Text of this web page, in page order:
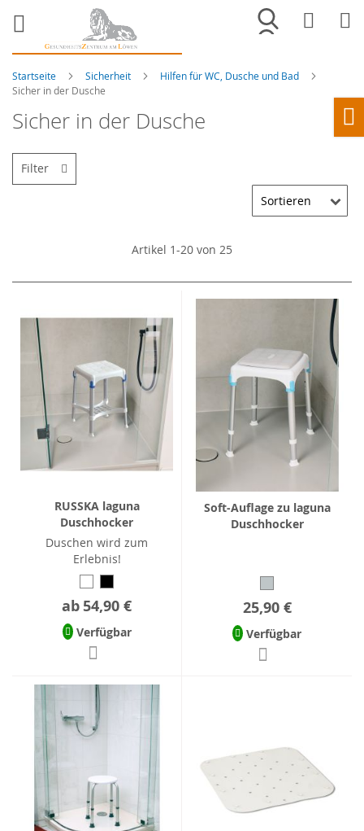
Merkliste
Startseite Sicherheit
Hilfen für WC, Dusche und Bad
Sicher in der Dusche
Sicher in der Dusche
Artikel 1-20 von 25
RUSSKA laguna
Duschhocker
Duschen wird zum
Erlebnis!
ab 54,90 €
Verfügbar
Soft-Auflage zu laguna
Duschhocker
25,90 €
Verfügbar
Filter